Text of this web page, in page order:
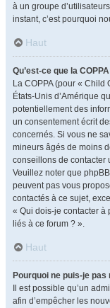
à un groupe
instant, c’est pourquoi
Haut
Qu’est-ce que la
La COPPA (pour « Child
États-Unis d’Amérique
potentiellement des
un consentement écrit
concernés. Si vous ne
mineurs âgés de moins
conseillons de contacter
Veuillez noter que
peuvent pas vous
contactés à ce sujet,
« Qui dois-je contacter à
liés à ce forum ? ».
Haut
Pourquoi ne puis-je pas
Il est possible qu’un
afin d’empêcher les